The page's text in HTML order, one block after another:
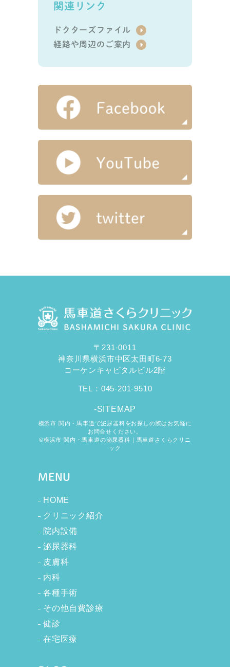
関連リンク
ドクターズファイル
経路や周辺のご案内
〒231-0011
神奈川県横浜市中区太田町6-73
コーケンキャピタルビル2階
TEL： 045-201-9510
-SITEMAP
横浜市 関内・馬車道で泌尿器科をお探しの際はお気軽に
お問合せください。
©横浜市 関内・馬車道の泌尿器科｜馬車道さくらクリニ
ック
MENU
HOME
クリニック紹介
院内設備
泌尿器科
皮膚科
内科
各種手術
その他自費診療
健診
在宅医療